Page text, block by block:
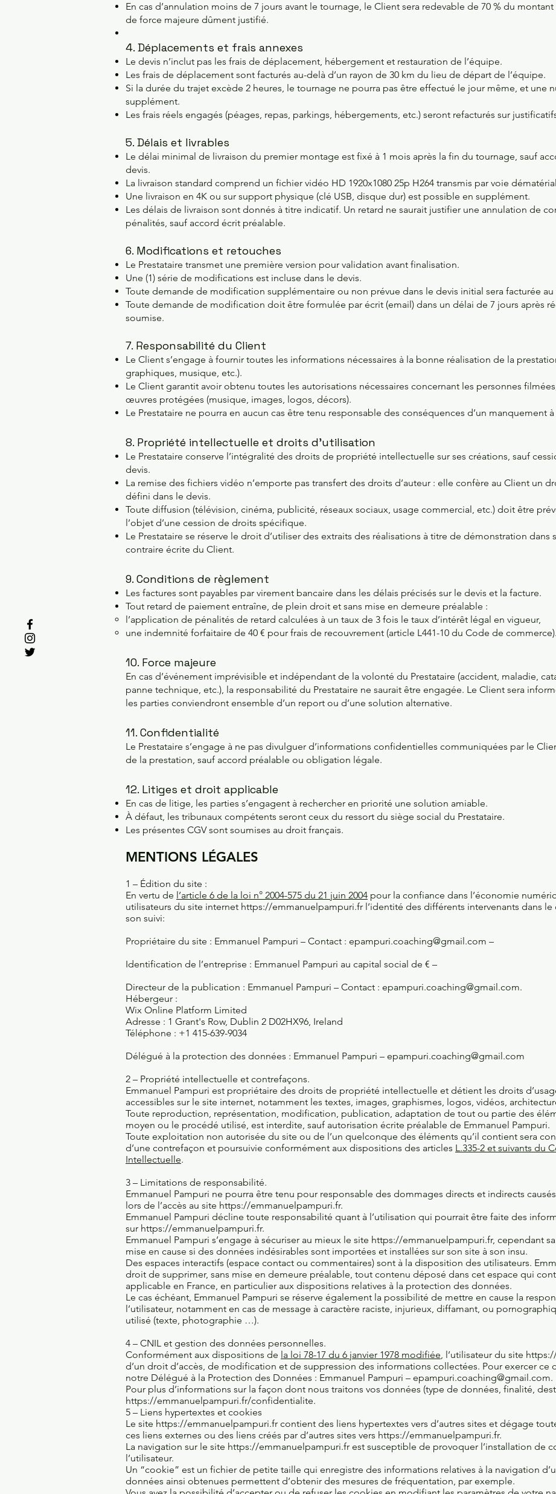
En cas d’annulation moins de 7 jours avant le tournage, le Client sera redevable de 70 % du
de force majeure dûment justifié.
4. Déplacements et frais annexes
Le devis n’inclut pas les frais de déplacement, hébergement et restauration de l’équipe.
Les frais de déplacement sont facturés au-delà d’un rayon de 30 km du lieu de départ de l’équipe.
Si la durée du trajet excède 2 heures, le tournage ne pourra pas être effectué le jour même, et une
supplément.
Les frais réels engagés (péages, repas, parkings, hébergements, etc.) seront refacturés sur
5. Délais et livrables
Le délai minimal de livraison du premier montage est fixé à 1 mois après la fin du tournage, sauf
devis.
La livraison standard comprend un fichier vidéo HD 1920x1080 25p H264 transmis par voie
Une livraison en 4K ou sur support physique (clé USB, disque dur) est possible en supplément.
Les délais de livraison sont donnés à titre indicatif. Un retard ne saurait justifier une annulation de
pénalités, sauf accord écrit préalable.
6. Modifications et retouches
Le Prestataire transmet une première version pour validation avant finalisation.
Une (1) série de modifications est incluse dans le devis.
Toute demande de modification supplémentaire ou non prévue dans le devis initial sera facturée au
Toute demande de modification doit être formulée par écrit (email) dans un délai de 7 jours après
soumise.
7. Responsabilité du Client
Le Client s’engage à fournir toutes les informations nécessaires à la bonne réalisation de la
graphiques, musique, etc.).
Le Client garantit avoir obtenu toutes les autorisations nécessaires concernant les personnes
œuvres protégées (musique, images, logos, décors).
Le Prestataire ne pourra en aucun cas être tenu responsable des conséquences d’un manquement
8. Propriété intellectuelle et droits d’utilisation
Le Prestataire conserve l’intégralité des droits de propriété intellectuelle sur ses créations, sauf
devis.
La remise des fichiers vidéo n’emporte pas transfert des droits d’auteur : elle confère au Client un
défini dans le devis.
Toute diffusion (télévision, cinéma, publicité, réseaux sociaux, usage commercial, etc.) doit être
l’objet d’une cession de droits spécifique.
Le Prestataire se réserve le droit d’utiliser des extraits des réalisations à titre de démonstration
contraire écrite du Client.
9. Conditions de règlement
Les factures sont payables par virement bancaire dans les délais précisés sur le devis et la facture.
Tout retard de paiement entraîne, de plein droit et sans mise en demeure préalable :
l’application de pénalités de retard calculées à un taux de 3 fois le taux d’intérêt légal en vigueur,
une indemnité forfaitaire de 40 € pour frais de recouvrement (article L441-10 du Code de commerce).
10. Force majeure
En cas d’événement imprévisible et indépendant de la volonté du Prestataire (accident, maladie,
panne technique, etc.), la responsabilité du Prestataire ne saurait être engagée. Le Client sera
les parties conviendront ensemble d’un report ou d’une solution alternative.
11. Confidentialité
Le Prestataire s’engage à ne pas divulguer d’informations confidentielles communiquées par le
de la prestation, sauf accord préalable ou obligation légale.
12. Litiges et droit applicable
En cas de litige, les parties s’engagent à rechercher en priorité une solution amiable.
À défaut, les tribunaux compétents seront ceux du ressort du siège social du Prestataire.
Les présentes CGV sont soumises au droit français.
MENTIONS LÉGALES
1 – Édition du site :
En vertu de l’article 6 de la loi n° 2004-575 du 21 juin 2004 pour la confiance dans l’économie
utilisateurs du site internet https://emmanuelpampuri.fr l’identité des différents intervenants dans
son suivi:
Propriétaire du site : Emmanuel Pampuri – Contact : epampuri.coaching@gmail.com –
Identification de l’entreprise : Emmanuel Pampuri au capital social de € –
Directeur de la publication : Emmanuel Pampuri – Contact : epampuri.coaching@gmail.com.
Hébergeur :
Wix Online Platform Limited
Adresse : 1 Grant's Row, Dublin 2 D02HX96, Ireland
Téléphone : +1 415-639-9034
Délégué à la protection des données : Emmanuel Pampuri – epampuri.coaching@gmail.com
2 – Propriété intellectuelle et contrefaçons.
Emmanuel Pampuri est propriétaire des droits de propriété intellectuelle et détient les droits
accessibles sur le site internet, notamment les textes, images, graphismes, logos, vidéos,
Toute reproduction, représentation, modification, publication, adaptation de tout ou partie des
moyen ou le procédé utilisé, est interdite, sauf autorisation écrite préalable de Emmanuel Pampuri.
Toute exploitation non autorisée du site ou de l’un quelconque des éléments qu’il contient sera
d’une contrefaçon et poursuivie conformément aux dispositions des articles L.335-2 et suivants du
Intellectuelle.
3 – Limitations de responsabilité.
Emmanuel Pampuri ne pourra être tenu pour responsable des dommages directs et indirects
lors de l’accès au site https://emmanuelpampuri.fr.
Emmanuel Pampuri décline toute responsabilité quant à l’utilisation qui pourrait être faite des
sur https://emmanuelpampuri.fr.
Emmanuel Pampuri s’engage à sécuriser au mieux le site https://emmanuelpampuri.fr, cependant
mise en cause si des données indésirables sont importées et installées sur son site à son insu.
Des espaces interactifs (espace contact ou commentaires) sont à la disposition des utilisateurs.
droit de supprimer, sans mise en demeure préalable, tout contenu déposé dans cet espace qui
applicable en France, en particulier aux dispositions relatives à la protection des données.
Le cas échéant, Emmanuel Pampuri se réserve également la possibilité de mettre en cause la
l’utilisateur, notamment en cas de message à caractère raciste, injurieux, diffamant, ou
utilisé (texte, photographie …).
4 – CNIL et gestion des données personnelles.
Conformément aux dispositions de la loi 78-17 du 6 janvier 1978 modifiée, l’utilisateur du site
d’un droit d’accès, de modification et de suppression des informations collectées. Pour exercer ce
notre Délégué à la Protection des Données : Emmanuel Pampuri – epampuri.coaching@gmail.com.
Pour plus d’informations sur la façon dont nous traitons vos données (type de données, finalité,
https://emmanuelpampuri.fr/confidentialite.
5 – Liens hypertextes et cookies
Le site https://emmanuelpampuri.fr contient des liens hypertextes vers d’autres sites et dégage
ces liens externes ou des liens créés par d’autres sites vers https://emmanuelpampuri.fr.
La navigation sur le site https://emmanuelpampuri.fr est susceptible de provoquer l’installation de
l’utilisateur.
Un “cookie” est un fichier de petite taille qui enregistre des informations relatives à la navigation
données ainsi obtenues permettent d’obtenir des mesures de fréquentation, par exemple.